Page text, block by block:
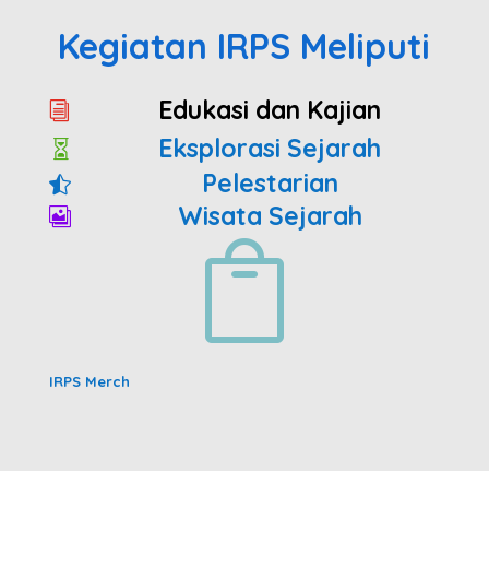
Kegiatan IRPS Meliputi
i Edukasi dan Kajian
 Eksplorasi Sejarah
 Pelestarian
 Wisata Sejarah

IRPS Merch